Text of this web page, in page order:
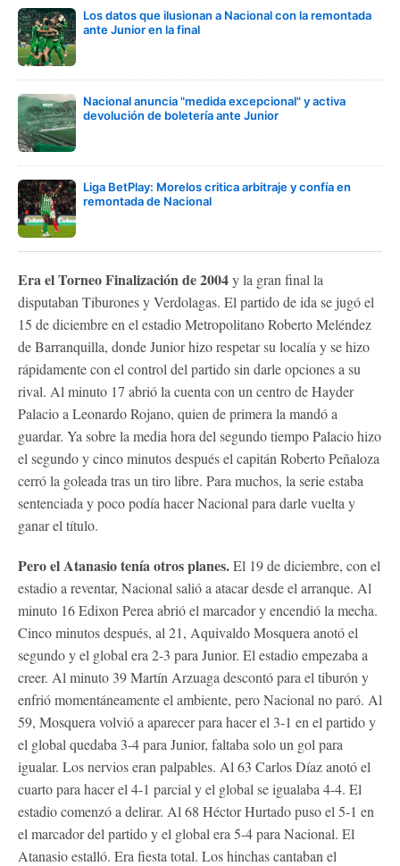
Los datos que ilusionan a Nacional con la remontada
ante Junior en la final
Nacional anuncia "medida excepcional" y activa
devolución de boletería ante Junior
Liga BetPlay: Morelos critica arbitraje y confía en
remontada de Nacional
Era el Torneo Finalización de 2004y la gran final la
disputaban Tiburones y Verdolagas. El partido de ida se jugó el
15 de diciembre en el estadio Metropolitano Roberto Meléndez
de Barranquilla, donde Junior hizo respetar su localía y se hizo
rápidamente con el control del partido sin darle opciones a su
rival. Al minuto 17 abrió la cuenta con un centro de Hayder
Palacio a Leonardo Rojano, quien de primera la mandó a
guardar. Ya sobre la media hora del segundo tiempo Palacio hizo
el segundo y cinco minutos después el capitán Roberto Peñaloza
cerró la goleada tras un tiro libre. Para muchos, la serie estaba
sentenciada y poco podía hacer Nacional para darle vuelta y
ganar el título.
Pero el Atanasio tenía otros planes.El 19 de diciembre, con el
estadio a reventar, Nacional salió a atacar desde el arranque. Al
minuto 16 Edixon Perea abrió el marcador y encendió la mecha.
Cinco minutos después, al 21, Aquivaldo Mosquera anotó el
segundo y el global era 2-3 para Junior. El estadio empezaba a
creer. Al minuto 39 Martín Arzuaga descontó para el tiburón y
enfrió momentáneamente el ambiente, pero Nacional no paró. Al
59, Mosquera volvió a aparecer para hacer el 3-1 en el partido y
el global quedaba 3-4 para Junior, faltaba solo un gol para
igualar. Los nervios eran palpables. Al 63 Carlos Díaz anotó el
cuarto para hacer el 4-1 parcial y el global se igualaba 4-4. El
estadio comenzó a delirar. Al 68 Héctor Hurtado puso el 5-1 en
el marcador del partido y el global era 5-4 para Nacional. El
Atanasio estalló. Era fiesta total. Los hinchas cantaban el